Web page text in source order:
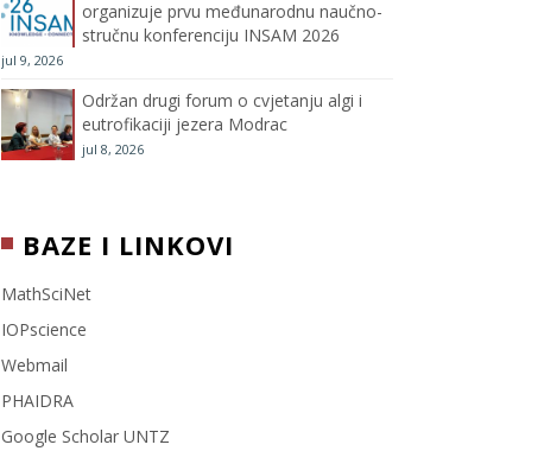
l
organizuje prvu međunarodnu naučno-
stručnu konferenciju INSAM 2026
jul 9, 2026
Održan drugi forum o cvjetanju algi i
eutrofikaciji jezera Modrac
jul 8, 2026
BAZE I LINKOVI
MathSciNet
IOPscience
Webmail
PHAIDRA
Google Scholar UNTZ